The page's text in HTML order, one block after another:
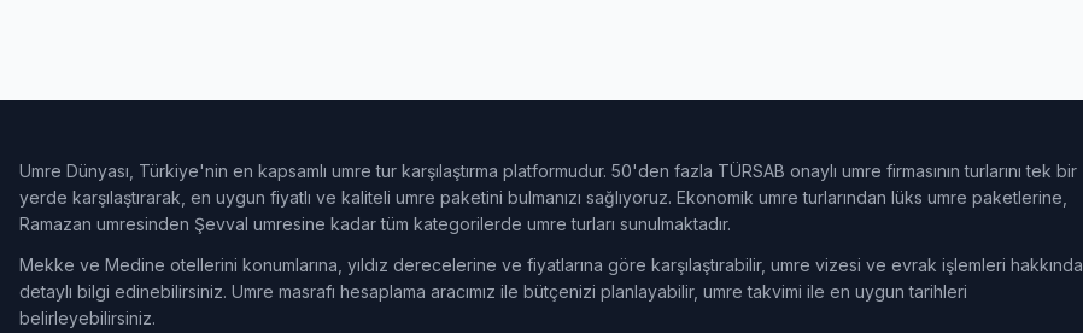
Umre Dünyası, Türkiye'nin en kapsamlı umre tur karşılaştırma platformudur. 50'den fazla TÜRSAB onaylı umre firmasının turlarını tek bir
yerde karşılaştırarak, en uygun fiyatlı ve kaliteli umre paketini bulmanızı sağlıyoruz. Ekonomik umre turlarından lüks umre paketlerine,
Ramazan umresinden Şevval umresine kadar tüm kategorilerde umre turları sunulmaktadır.
Mekke ve Medine otellerini konumlarına, yıldız derecelerine ve fiyatlarına göre karşılaştırabilir, umre vizesi ve evrak işlemleri hakkında
detaylı bilgi edinebilirsiniz. Umre masrafı hesaplama aracımız ile bütçenizi planlayabilir, umre takvimi ile en uygun tarihleri
belirleyebilirsiniz.